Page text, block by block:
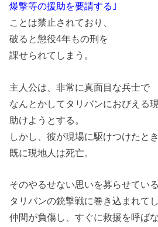
爆撃等の援助を要請する｣
ことは禁止されており、
破ると懲役4年もの刑を
課せられてしまう。
主人公は、非常に真面目な兵士で
なんとかしてタリバンにおびえる
助けようとする。
しかし、彼が現場に駆けつけたとき
既に現地人は死亡。
そのやるせない思いを募らせている
タリバンの銃撃戦に巻き込まれてし
仲間が負傷し、すぐに救援を呼ば